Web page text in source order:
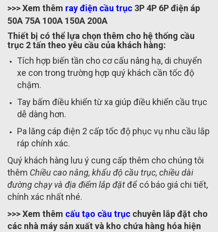
>>> Xem thêm ray điện cầu trục 3P 4P 6P điện áp
50A 75A 100A 150A 200A
Thiết bị có thể lựa chọn thêm cho hệ thống cầu
trục 2 tấn theo yêu cầu của khách hàng:
Tích hợp biến tần cho cơ cấu nâng hạ, di chuyển
xe con trong trường hợp quý khách cần tốc độ
chậm.
Tay bấm điều khiển từ xa giúp điều khiển cầu trục
dễ dàng hơn.
Pa lăng cáp điện 2 cấp tốc độ phục vụ nhu cầu lắp
ráp chính xác.
Quý khách hàng lưu ý cung cấp thêm cho chúng tôi
thêm Chiều cao nâng, khẩu độ cầu trục, chiều dài
đường chạy và địa điểm lắp đặtđể có báo giá chi tiết,
chính xác nhất nhé.
>>> Xem thêm cấu tạo cầu trục chuyên lắp đặt cho
các nhà máy sản xuất và kho chứa hàng hóa hiện